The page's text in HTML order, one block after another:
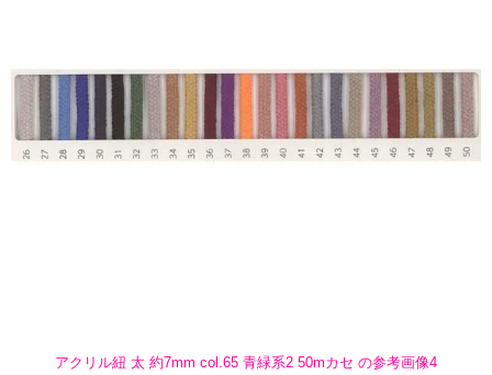
アクリル紐 太 約7mm col.65 青緑系2 50mカセ の参考画像4